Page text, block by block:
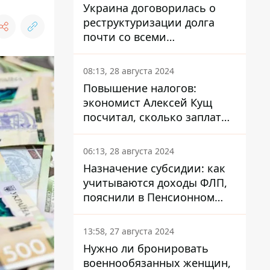
Украина договорилась о
реструктуризации долга
почти со всеми
держателями
еврооблигаций: что это
значит для страны
08:13, 28 августа 2024
Повышение налогов:
экономист Алексей Кущ
посчитал, сколько заплатит
каждый украинец
06:13, 28 августа 2024
Назначение субсидии: как
учитываются доходы ФЛП,
пояснили в Пенсионном
фонде
13:58, 27 августа 2024
Нужно ли бронировать
военнообязанных женщин,